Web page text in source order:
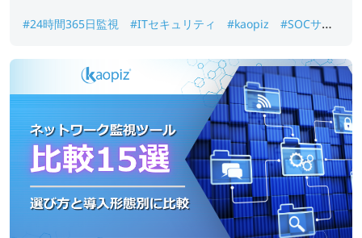
#24時間365日監視 #ITセキュリティ #kaopiz
#SOCサー